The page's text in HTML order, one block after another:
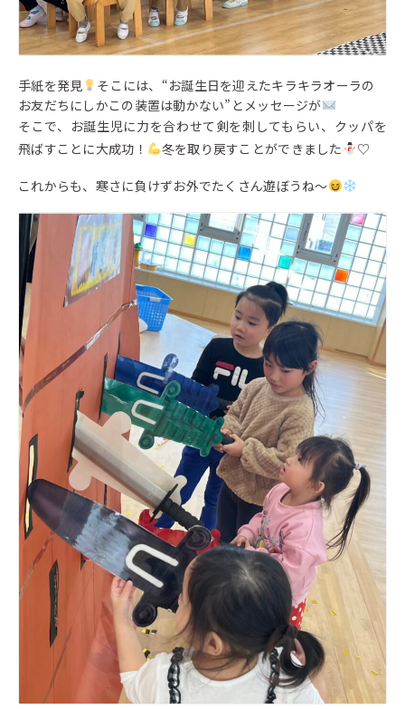
手紙を発見
そこには、“お誕生日を迎えたキラキラオーラの
お友だちにしかこの装置は動かない”とメッセージが
そこで、お誕生児に力を合わせて剣を刺してもらい、クッパを
飛ばすことに大成功！
冬を取り戻すことができました ♡
これからも、寒さに負けずお外でたくさん遊ぼうね〜